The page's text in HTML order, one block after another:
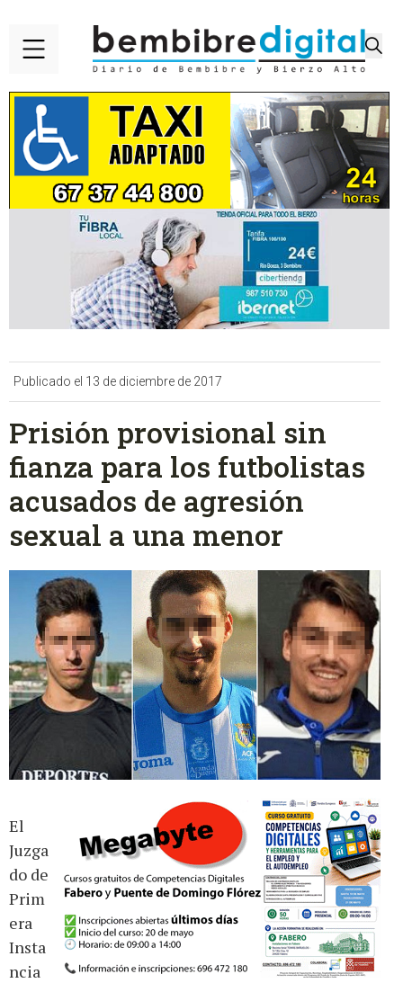
Publicado el 13 de diciembre de 2017
Prisión provisional sin
fianza para los futbolistas
acusados de agresión
sexual a una menor
El
Juzga
do de
Prim
era
Insta
ncia